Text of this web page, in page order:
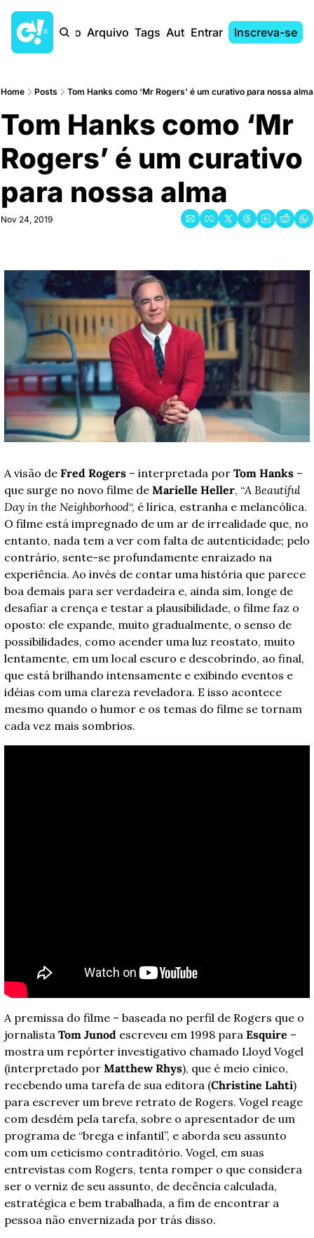
Início Arquivo Tags AutoresEntrar Inscreva-se
Home Posts Tom Hanks como ‘Mr Rogers’ é um curativo para nossa alma
Tom Hanks como ‘Mr
Rogers’ é um curativo
para nossa alma
Nov 24, 2019
A visão de Fred Rogers – interpretada por Tom Hanks –
que surge no novo filme de Marielle Heller, “A Beautiful
Day in the Neighborhood“, é lírica, estranha e melancólica.
O filme está impregnado de um ar de irrealidade que, no
entanto, nada tem a ver com falta de autenticidade; pelo
contrário, sente-se profundamente enraizado na
experiência. Ao invés de contar uma história que parece
boa demais para ser verdadeira e, ainda sim, longe de
desafiar a crença e testar a plausibilidade, o filme faz o
oposto: ele expande, muito gradualmente, o senso de
possibilidades, como acender uma luz reostato, muito
lentamente, em um local escuro e descobrindo, ao final,
que está brilhando intensamente e exibindo eventos e
idéias com uma clareza reveladora. E isso acontece
mesmo quando o humor e os temas do filme se tornam
cada vez mais sombrios.
A premissa do filme – baseada no perfil de Rogers que o
jornalista Tom Junod escreveu em 1998 para Esquire –
mostra um repórter investigativo chamado Lloyd Vogel
(interpretado por Matthew Rhys), que é meio cínico,
recebendo uma tarefa de sua editora (Christine Lahti)
para escrever um breve retrato de Rogers. Vogel reage
com desdém pela tarefa, sobre o apresentador de um
programa de “brega e infantil”, e aborda seu assunto
com um ceticismo contraditório. Vogel, em suas
entrevistas com Rogers, tenta romper o que considera
ser o verniz de seu assunto, de decência calculada,
estratégica e bem trabalhada, a fim de encontrar a
pessoa não envernizada por trás disso.